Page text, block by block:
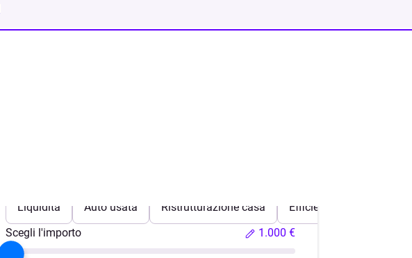
Liquidità Auto usata Ristrutturazione casa
Efficientamento
Scegli l'importo
1.000 €